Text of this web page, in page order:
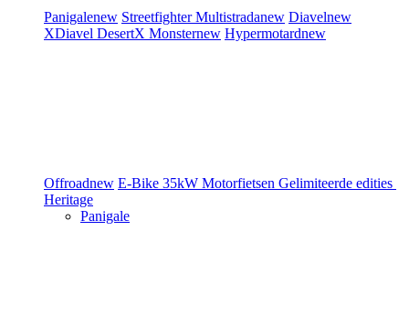
Panigalenew StreetfighterMultistradanew Diavelnew
XDiavel DesertX Monsternew Hypermotardnew
Offroadnew E-Bike 35kW Motorfietsen Gelimiteerde edities
Heritage
Panigale